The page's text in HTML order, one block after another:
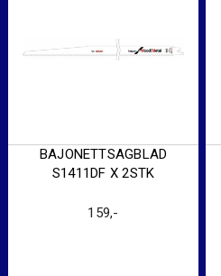
BAJONETTSAGBLAD
S1411DF X 2STK
159,-